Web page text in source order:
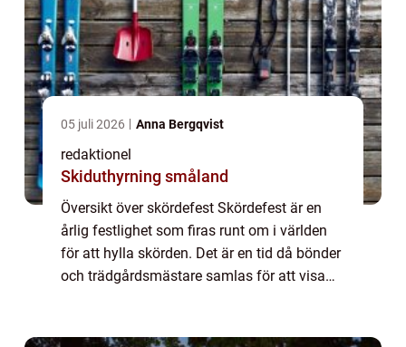
05 juli 2026 Anna Bergqvist
redaktionel
Skiduthyrning småland
Översikt över skördefest Skördefest är en
årlig festlighet som firas runt om i världen
för att hylla skörden. Det är en tid då bönder
och trädgårdsmästare samlas för att visa